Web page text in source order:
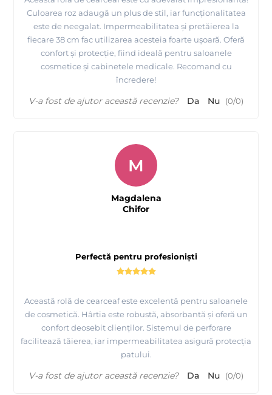
Culoarea roz adaugă un plus de stil, iar funcționalitatea
este de neegalat. Impermeabilitatea și pretăierea la
fiecare 38 cm fac utilizarea acesteia foarte ușoară. Oferă
confort și protecție, fiind ideală pentru saloanele
cosmetice și cabinetele medicale. Recomand cu
încredere!
V-a fost de ajutor această recenzie? Da Nu (0/0)
Perfectă pentru profesioniști
Această rolă de cearceaf este excelentă pentru saloanele
de cosmetică. Hârtia este robustă, absorbantă și oferă un
confort deosebit clienților. Sistemul de perforare
facilitează tăierea, iar impermeabilitatea asigură protecția
patului.
M
Magdalena
Chifor
V-a fost de ajutor această recenzie? Da Nu (0/0)